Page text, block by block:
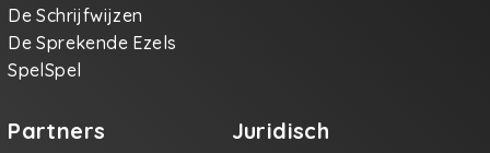
zat
De Schrijfwijzen
De Sprekende Ezels
SpelSpel
Partners Juridisch